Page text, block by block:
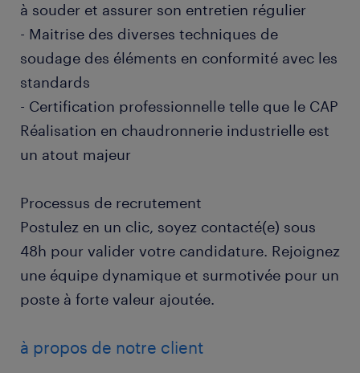
à souder et assurer son entretien régulier
- Maitrise des diverses techniques de
soudage des éléments en conformité avec les
standards
- Certification professionnelle telle que le CAP
Réalisation en chaudronnerie industrielle est
un atout majeur
Processus de recrutement
Postulez en un clic, soyez contacté(e) sous
48h pour valider votre candidature. Rejoignez
une équipe dynamique et surmotivée pour un
poste à forte valeur ajoutée.
à propos de notre client